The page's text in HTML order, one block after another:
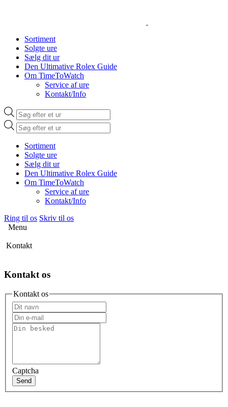
Sortiment
Solgte ure
Sælg dit ur
Den Ultimative Rolex Guide
Om TimeToWatch
Service af ure
Kontakt/Info
Products
search
Products
search
Sortiment
Solgte ure
Sælg dit ur
Den Ultimative Rolex Guide
Om TimeToWatch
Service af ure
Kontakt/Info
Ring til os Skriv til os
Menu
Kontakt
Kontakt os
Kontakt os
Captcha
Send